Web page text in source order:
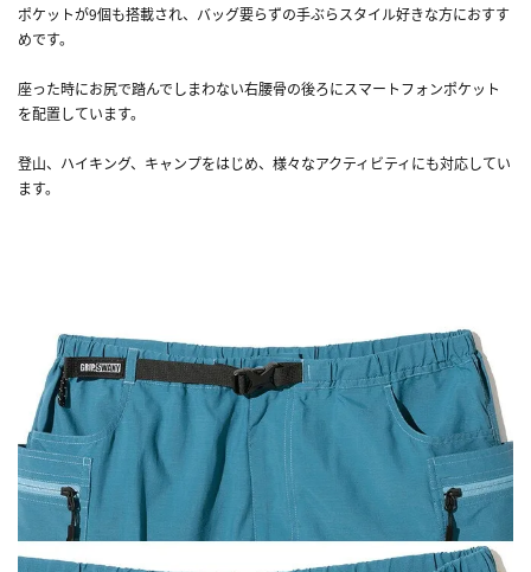
ポケットが9個も搭載され、バッグ要らずの手ぶらスタイル好きな方におすす
めです。
座った時にお尻で踏んでしまわない右腰骨の後ろにスマートフォンポケット
を配置しています。
登山、ハイキング、キャンプをはじめ、様々なアクティビティにも対応してい
ます。